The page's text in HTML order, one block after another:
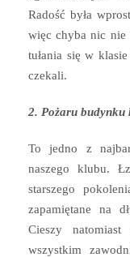
Radość była
więc chyba nic nie
tułania się w
czekali.
2. Pożaru budynku
To jedno z
naszego klubu.
starszego
zapamiętane na
Cieszy
wszystkim